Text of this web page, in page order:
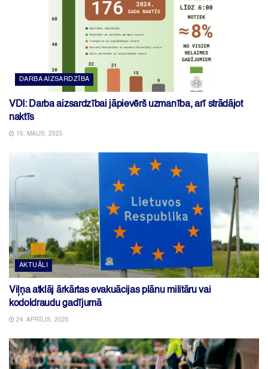
DARBA AIZSARDZĪBA
VDI: Darba aizsardzībai jāpievērš uzmanība, arī strādājot
naktīs
16. MAIJS, 2025
AKTUĀLI
Viļņa atklāj ārkārtas evakuācijas plānu militāru vai
kodoldraudu gadījumā
24. APRĪLIS, 2025